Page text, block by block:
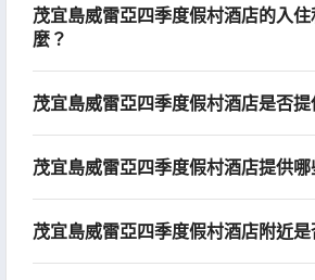
茂宜島威雷亞四季度假村酒店的入
麼？
茂宜島威雷亞四季度假村酒店是否提
茂宜島威雷亞四季度假村酒店提供
茂宜島威雷亞四季度假村酒店附近是